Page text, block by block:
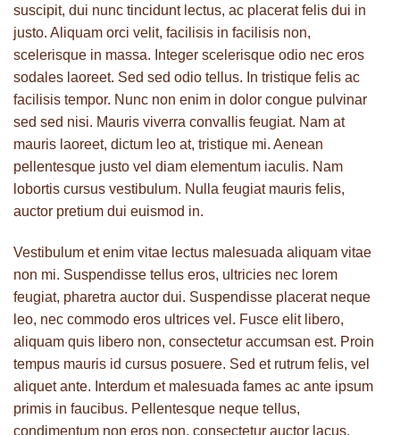
suscipit, dui nunc tincidunt lectus, ac placerat felis dui in
justo. Aliquam orci velit, facilisis in facilisis non,
scelerisque in massa. Integer scelerisque odio nec eros
sodales laoreet. Sed sed odio tellus. In tristique felis ac
facilisis tempor. Nunc non enim in dolor congue pulvinar
sed sed nisi. Mauris viverra convallis feugiat. Nam at
mauris laoreet, dictum leo at, tristique mi. Aenean
pellentesque justo vel diam elementum iaculis. Nam
lobortis cursus vestibulum. Nulla feugiat mauris felis,
auctor pretium dui euismod in.
Vestibulum et enim vitae lectus malesuada aliquam vitae
non mi. Suspendisse tellus eros, ultricies nec lorem
feugiat, pharetra auctor dui. Suspendisse placerat neque
leo, nec commodo eros ultrices vel. Fusce elit libero,
aliquam quis libero non, consectetur accumsan est. Proin
tempus mauris id cursus posuere. Sed et rutrum felis, vel
aliquet ante. Interdum et malesuada fames ac ante ipsum
primis in faucibus. Pellentesque neque tellus,
condimentum non eros non, consectetur auctor lacus.